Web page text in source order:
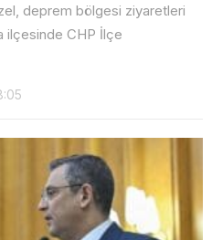
deprem bölgesi ziyaretleri
ilçesinde CHP İlçe